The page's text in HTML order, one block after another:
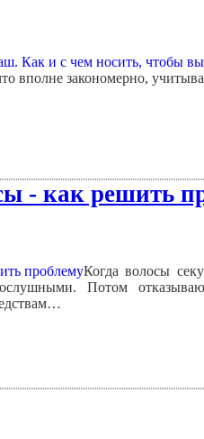
вполне закономерно,
- как решить
Когда волосы
Потом